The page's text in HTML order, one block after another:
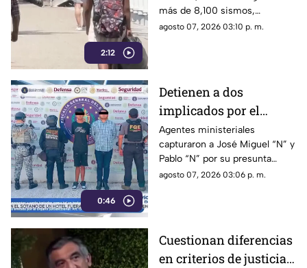
2:12
de los últimos cinco
años
más de 8,100 sismos,
posicionándose como el año
agosto 07, 2026 03:10 p. m.
0:46
Detienen a dos
implicados por el
homicidio de Violeta en
su estética en Acapulco
Agentes ministeriales
capturaron a José Miguel “N” y
Pablo “N” por su presunta
responsabilidad en el
agosto 07, 2026 03:06 p. m.
Cuestionan diferencias
en criterios de justicia